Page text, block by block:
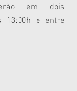
em dois
13:00h e entre